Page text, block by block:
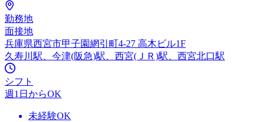
勤務地
面接地
兵庫県西宮市甲子園網引町4-27 高木ビル1F
久寿川駅、今津(阪急)駅、西宮(ＪＲ)駅、西宮北口駅
シフト
週1日からOK
未経験OK